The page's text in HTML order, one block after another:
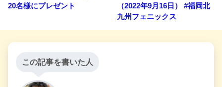
20名様にプレゼント
（2022年9月16日） #福岡北
九州フェニックス
この記事を書いた人